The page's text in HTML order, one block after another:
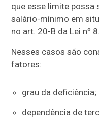
que esse limite possa
salário-mínimo em
no art. 20-B da Lei nº
Nesses casos são
fatores:
grau da deficiência;
dependência de